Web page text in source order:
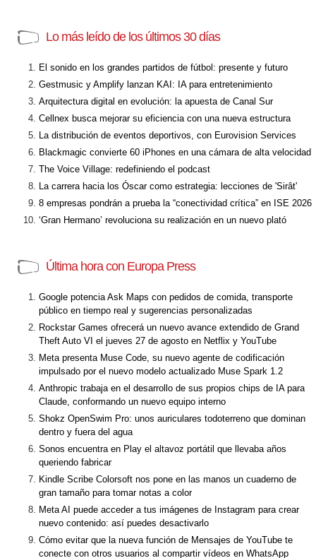
Lo más leído de los últimos 30 días
El sonido en los grandes partidos de fútbol: presente y futuro
Gestmusic y Amplify lanzan KAI: IA para entretenimiento
Arquitectura digital en evolución: la apuesta de Canal Sur
Cellnex busca mejorar su eficiencia con una nueva estructura
La distribución de eventos deportivos, con Eurovision Services
Blackmagic convierte 60 iPhones en una cámara de alta velocidad
The Voice Village: redefiniendo el podcast
La carrera hacia los Óscar como estrategia: lecciones de 'Sirât'
8 empresas pondrán a prueba la “conectividad crítica” en ISE 2026
‘Gran Hermano’ revoluciona su realización en un nuevo plató
Última hora con Europa Press
Google potencia Ask Maps con pedidos de comida, transporte
público en tiempo real y sugerencias personalizadas
Rockstar Games ofrecerá un nuevo avance extendido de Grand
Theft Auto VI el jueves 27 de agosto en Netflix y YouTube
Meta presenta Muse Code, su nuevo agente de codificación
impulsado por el nuevo modelo actualizado Muse Spark 1.2
Anthropic trabaja en el desarrollo de sus propios chips de IA para
Claude, conformando un nuevo equipo interno
Shokz OpenSwim Pro: unos auriculares todoterreno que dominan
dentro y fuera del agua
Sonos encuentra en Play el altavoz portátil que llevaba años
queriendo fabricar
Kindle Scribe Colorsoft nos pone en las manos un cuaderno de
gran tamaño para tomar notas a color
Meta AI puede acceder a tus imágenes de Instagram para crear
nuevo contenido: así puedes desactivarlo
Cómo evitar que la nueva función de Mensajes de YouTube te
conecte con otros usuarios al compartir vídeos en WhatsApp